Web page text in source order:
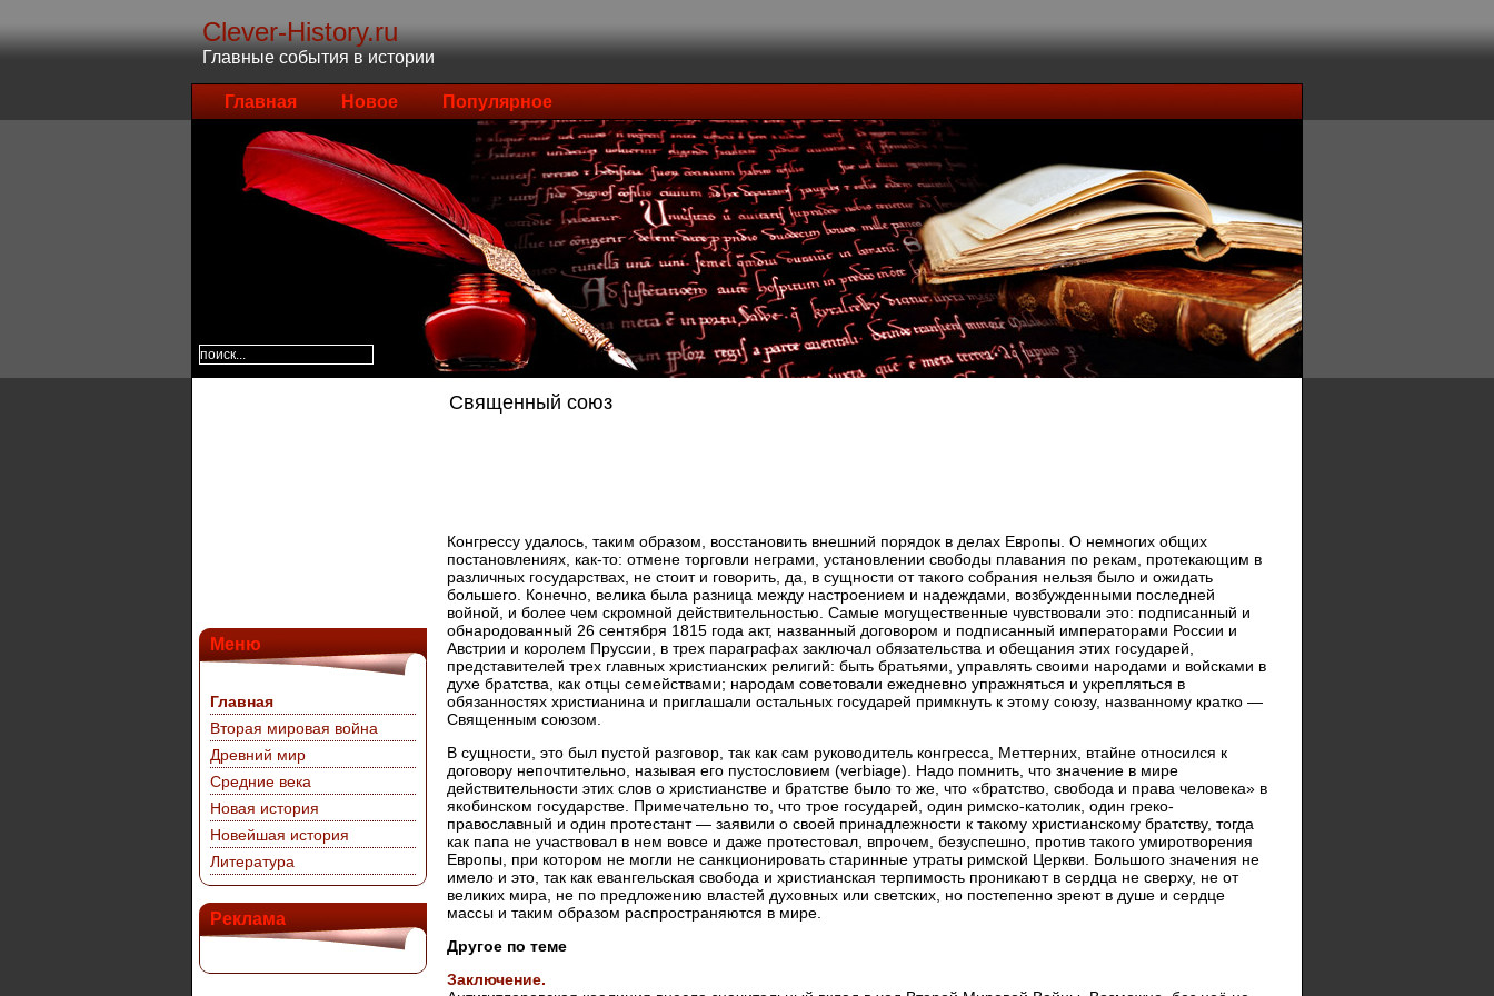
Clever-History.ru
Главные события в истории
Главная Новое Популярное
Меню
Главная
Вторая мировая война
Древний мир
Средние века
Новая история
Новейшая история
Литература
Реклама
Священный союз
Конгрессу удалось, таким образом, восстановить внешний порядок в делах Европы. О немногих общих
постановлениях, как-то: отмене торговли неграми, установлении свободы плавания по рекам, протекающим в
различных государствах, не стоит и говорить, да, в сущности от такого собрания нельзя было и ожидать
большего. Конечно, велика была разница между настроением и надеждами, возбужденными последней
войной, и более чем скромной действительностью. Самые могущественные чувствовали это: подписанный и
обнародованный 26 сентября 1815 года акт, названный договором и подписанный императорами России и
Австрии и королем Пруссии, в трех параграфах заключал обязательства и обещания этих государей,
представителей трех главных христианских религий: быть братьями, управлять своими народами и войсками в
духе братства, как отцы семействами; народам советовали ежедневно упражняться и укрепляться в
обязанностях христианина и приглашали остальных государей примкнуть к этому союзу, названному кратко —
Священным союзом.
В сущности, это был пустой разговор, так как сам руководитель конгресса, Меттерних, втайне относился к
договору непочтительно, называя его пустословием (verbiage). Надо помнить, что значение в мире
действительности этих слов о христианстве и братстве было то же, что «братство, свобода и права человека» в
якобинском государстве. Примечательно то, что трое государей, один римско-католик, один греко-
православный и один протестант — заявили о своей принадлежности к такому христианскому братству, тогда
как папа не участвовал в нем вовсе и даже протестовал, впрочем, безуспешно, против такого умиротворения
Европы, при котором не могли не санкционировать старинные утраты римской Церкви. Большого значения не
имело и это, так как евангельская свобода и христианская терпимость проникают в сердца не сверху, не от
великих мира, не по предложению властей духовных или светских, но постепенно зреют в душе и сердце
массы и таким образом распространяются в мире.
Другое по теме
Заключение.